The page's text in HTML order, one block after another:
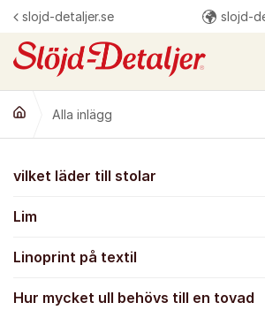
Hoppa till innehåll
slojd-detaljer.se slojd-
Alla inlägg
Alla inlägg
vilket läder till stolar
Lim
Linoprint på textil
Hur mycket ull behövs till en tovad